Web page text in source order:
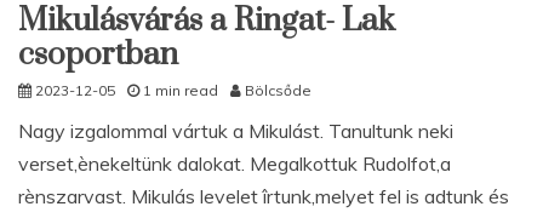
Mikulásvárás a Ringat- Lak
csoportban
2023-12-05 1 min read Bölcsőde
Nagy izgalommal vártuk a Mikulást. Tanultunk neki
verset,ènekeltünk dalokat. Megalkottuk Rudolfot,a
rènszarvast. Mikulás levelet îrtunk,melyet fel is adtunk és